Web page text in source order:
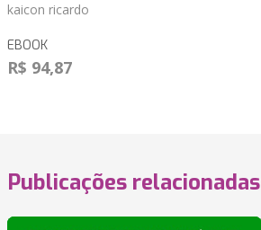
kaicon ricardo
EBOOK
R$ 94,87
Publicações relacionadas